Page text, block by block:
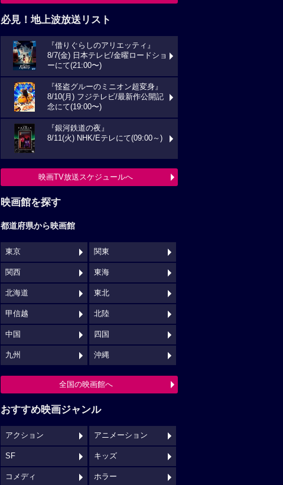
必見！地上波放送リスト
『借りぐらしのアリエッティ』
8/7(金) 日本テレビ/金曜ロードショ
ーにて(21:00〜)
『怪盗グルーのミニオン超変身』
8/10(月) フジテレビ/最新作公開記
念にて(19:00〜)
『銀河鉄道の夜』
8/11(火) NHK/Eテレにて(09:00～)
映画TV放送スケジュールへ
映画館を探す
都道府県から映画館
東京 関東
関西 東海
北海道 東北
甲信越 北陸
中国 四国
九州 沖縄
全国の映画館へ
おすすめ映画ジャンル
アクション アニメーション
SF キッズ
コメディ ホラー